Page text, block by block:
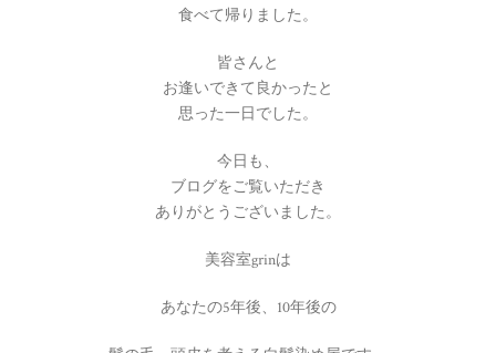
食べて帰りました。
皆さんと
お逢いできて良かったと
思った一日でした。
今日も、
ブログをご覧いただき
ありがとうございました。
美容室grinは
あなたの5年後、10年後の